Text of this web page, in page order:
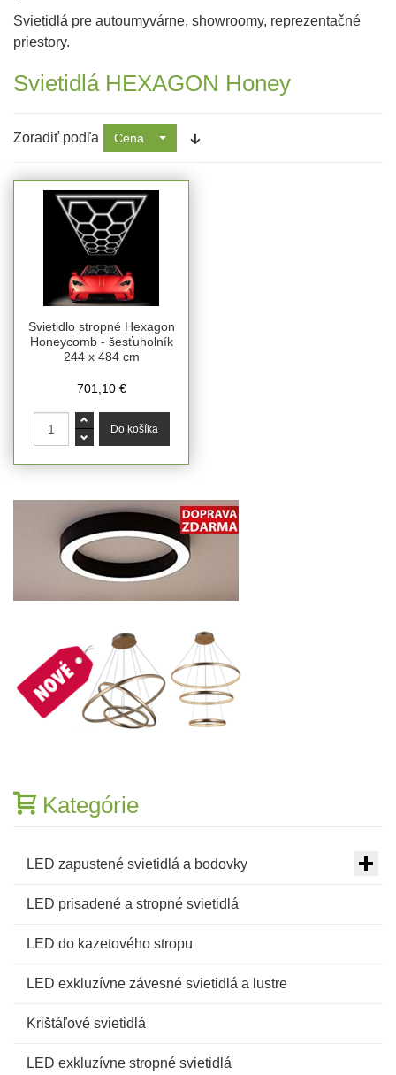
Svietidlá pre autoumyvárne, showroomy, reprezentačné
priestory.
Svietidlá HEXAGON Honey
Zoradiť podľa Cena
Svietidlo stropné Hexagon
Honeycomb - šesťuholník
244 x 484 cm
701,10 €
Kategórie
LED zapustené svietidlá a bodovky
LED prisadené a stropné svietidlá
LED do kazetového stropu
LED exkluzívne závesné svietidlá a lustre
Krištáľové svietidlá
LED exkluzívne stropné svietidlá